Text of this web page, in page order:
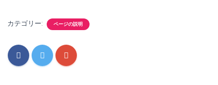
カテゴリー: ページの説明